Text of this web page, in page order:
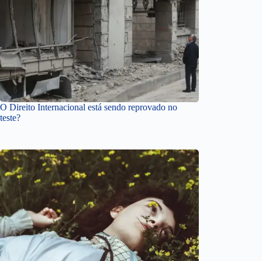
O Direito Internacional está sendo reprovado no
teste?